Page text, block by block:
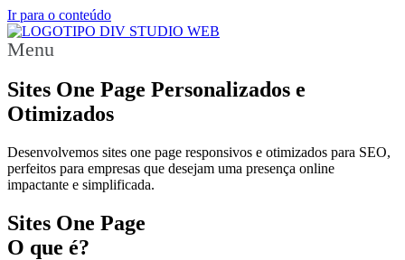
Ir para o conteúdo
Menu
Sites One Page Personalizados e
Otimizados
Desenvolvemos sites one page responsivos e otimizados para SEO,
perfeitos para empresas que desejam uma presença online
impactante e simplificada.
Sites One Page
O que é?